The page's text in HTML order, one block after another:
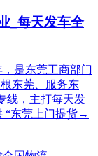
_每天发车全
是东莞工商部门
东莞、服务东
线，主打每天发
“东莞上门提货→